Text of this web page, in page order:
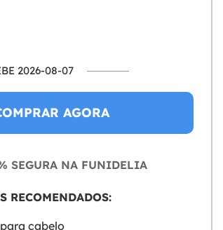
2026-08-07
AGORA
SEGURA NA FUNIDELIA
RECOMENDADOS:
cabelo